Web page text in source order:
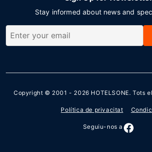
Stay informed about news and
Copyright © 2001 - 2026 HOTELSONE. Tots
Política de privacitat
Seguiu-nos a